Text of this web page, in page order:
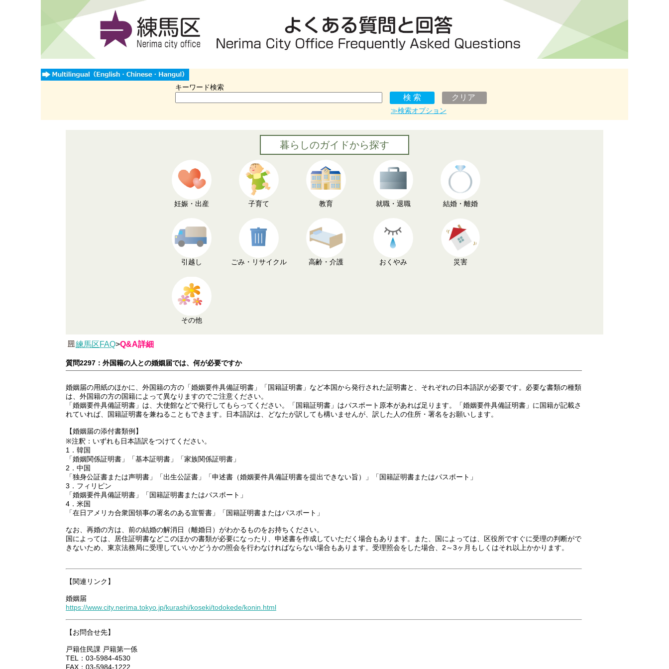
キーワード検索
≫検索オプション
暮らしのガイドから探す
妊娠・出産 子育て 教育 就職・退職 結婚・離婚
引越し ごみ・リサイクル 高齢・介護 おくやみ 災害
その他
練馬区FAQ>Q&A詳細
質問2297：外国籍の人との婚姻届では、何が必要ですか
婚姻届の用紙のほかに、外国籍の方の「婚姻要件具備証明書」「国籍証明書」など本国から発行された証明書と、それぞれの日本語訳が必要です。必要な書類の種類
は、外国籍の方の国籍によって異なりますのでご注意ください。
「婚姻要件具備証明書」は、大使館などで発行してもらってください。「国籍証明書」はパスポート原本があれば足ります。「婚姻要件具備証明書」に国籍が記載さ
れていれば、国籍証明書を兼ねることもできます。日本語訳は、どなたが訳しても構いませんが、訳した人の住所・署名をお願いします。
【婚姻届の添付書類例】
※注釈：いずれも日本語訳をつけてください。
1．韓国
「婚姻関係証明書」「基本証明書」「家族関係証明書」
2．中国
「独身公証書または声明書」「出生公証書」「申述書（婚姻要件具備証明書を提出できない旨）」「国籍証明書またはパスポート」
3．フィリピン
「婚姻要件具備証明書」「国籍証明書またはパスポート」
4．米国
「在日アメリカ合衆国領事の署名のある宣誓書」「国籍証明書またはパスポート」
なお、再婚の方は、前の結婚の解消日（離婚日）がわかるものをお持ちください。
国によっては、居住証明書などこのほかの書類が必要になったり、申述書を作成していただく場合もあります。また、国によっては、区役所ですぐに受理の判断がで
きないため、東京法務局に受理していいかどうかの照会を行わなければならない場合もあります。受理照会をした場合、2～3ヶ月もしくはそれ以上かかります。
【関連リンク】
婚姻届
https://www.city.nerima.tokyo.jp/kurashi/koseki/todokede/konin.html
【お問合せ先】
戸籍住民課 戸籍第一係
TEL：03-5984-4530
FAX：03-5984-1222